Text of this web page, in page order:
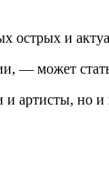
и
— может
и артисты, но